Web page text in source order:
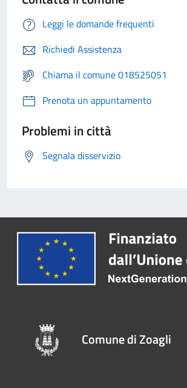
Leggi le domande frequenti
Richiedi Assistenza
Chiama il comune 018525051
Prenota un appuntamento
Problemi in città
Segnala disservizio
Comune di Zoagli